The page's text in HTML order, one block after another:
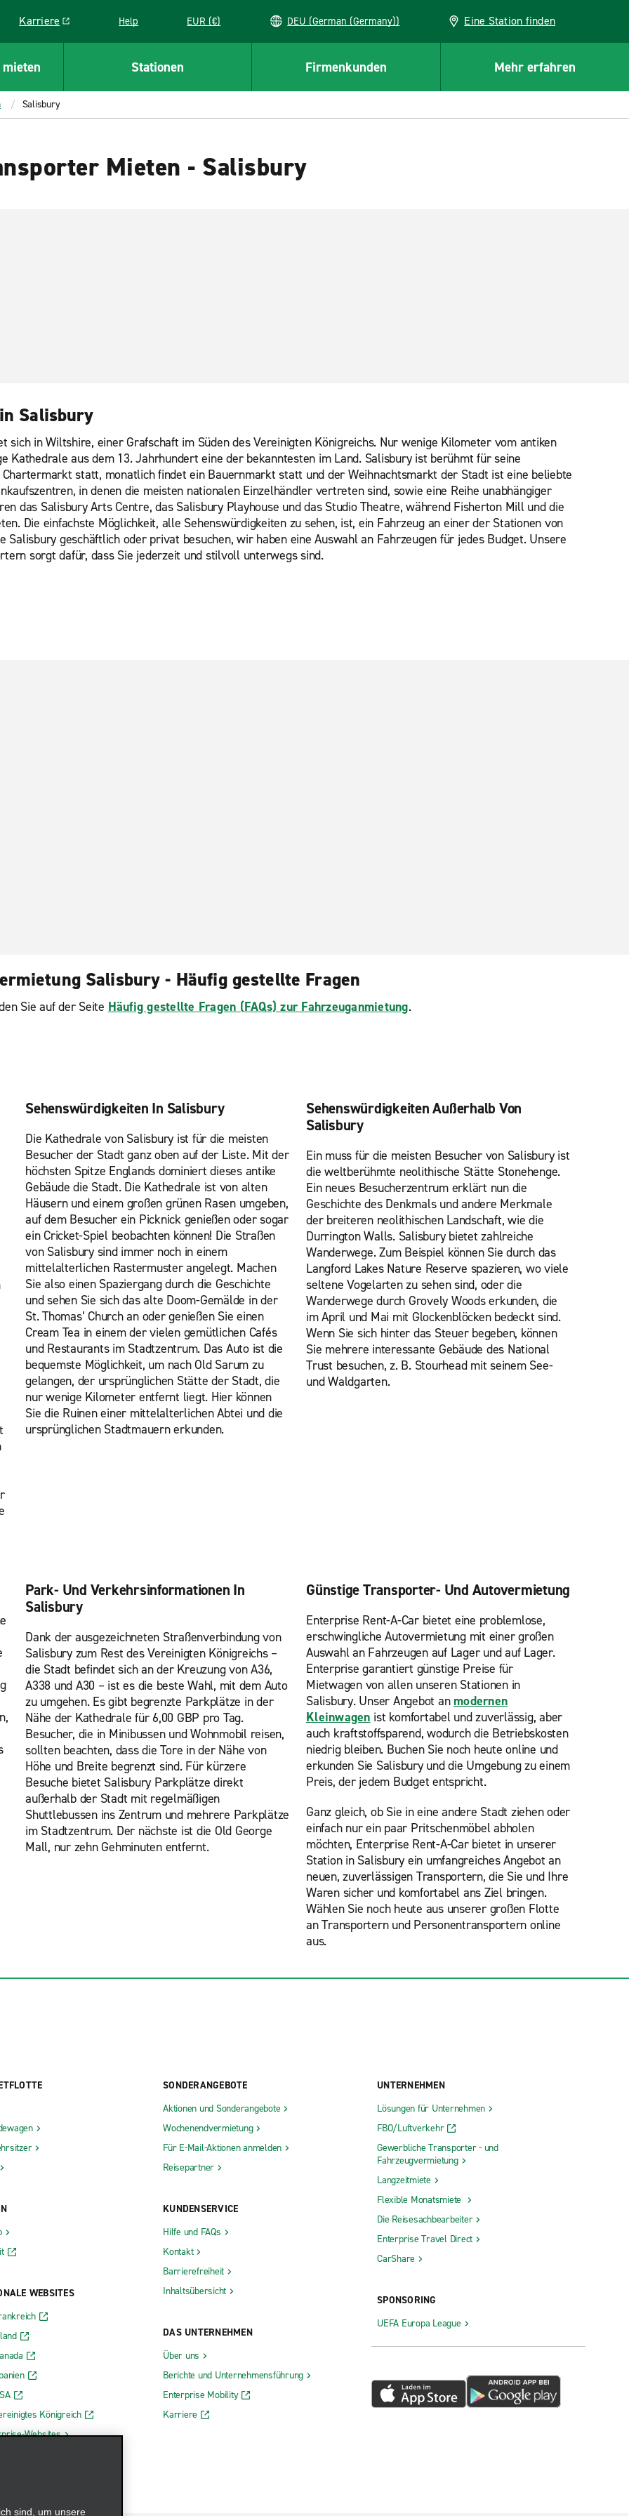
Karriere
Link opens in a new window
Help EUR (€) DEU (German (Germany)) Eine Station finden
Stationen Firmenkunden Mehr erfahren
Salisbury
Mieten - Salisbury
Salisbury
in Wiltshire, einer Grafschaft im Süden des Vereinigten Königreichs. Nur wenige Kilometer vom antiken
Kathedrale aus dem 13. Jahrhundert eine der bekanntesten im Land. Salisbury ist berühmt für seine
statt, monatlich findet ein Bauernmarkt statt und der Weihnachtsmarkt der Stadt ist eine beliebte
in denen die meisten nationalen Einzelhändler vertreten sind, sowie eine Reihe unabhängiger
das Salisbury Arts Centre, das Salisbury Playhouse und das Studio Theatre, während Fisherton Mill und die
Die einfachste Möglichkeit, alle Sehenswürdigkeiten zu sehen, ist, ein Fahrzeug an einer der Stationen von
Salisbury geschäftlich oder privat besuchen, wir haben eine Auswahl an Fahrzeugen für jedes Budget. Unsere
sorgt dafür, dass Sie jederzeit und stilvoll unterwegs sind.
Salisbury - Häufig gestellte Fragen
Sie auf der Seite Häufig gestellte Fragen (FAQs) zur Fahrzeuganmietung.
Sehenswürdigkeiten In Salisbury
Die Kathedrale von Salisbury ist für die meisten
Besucher der Stadt ganz oben auf der Liste. Mit der
höchsten Spitze Englands dominiert dieses antike
Gebäude die Stadt. Die Kathedrale ist von alten
Häusern und einem großen grünen Rasen umgeben,
auf dem Besucher ein Picknick genießen oder sogar
ein Cricket-Spiel beobachten können! Die Straßen
von Salisbury sind immer noch in einem
mittelalterlichen Rastermuster angelegt. Machen
Sie also einen Spaziergang durch die Geschichte
und sehen Sie sich das alte Doom-Gemälde in der
St. Thomas’ Church an oder genießen Sie einen
Cream Tea in einem der vielen gemütlichen Cafés
und Restaurants im Stadtzentrum. Das Auto ist die
bequemste Möglichkeit, um nach Old Sarum zu
gelangen, der ursprünglichen Stätte der Stadt, die
nur wenige Kilometer entfernt liegt. Hier können
Sie die Ruinen einer mittelalterlichen Abtei und die
ursprünglichen Stadtmauern erkunden.
Sehenswürdigkeiten Außerhalb Von
Salisbury
Ein muss für die meisten Besucher von Salisbury ist
die weltberühmte neolithische Stätte Stonehenge.
Ein neues Besucherzentrum erklärt nun die
Geschichte des Denkmals und andere Merkmale
der breiteren neolithischen Landschaft, wie die
Durrington Walls. Salisbury bietet zahlreiche
Wanderwege. Zum Beispiel können Sie durch das
Langford Lakes Nature Reserve spazieren, wo viele
seltene Vogelarten zu sehen sind, oder die
Wanderwege durch Grovely Woods erkunden, die
im April und Mai mit Glockenblöcken bedeckt sind.
Wenn Sie sich hinter das Steuer begeben, können
Sie mehrere interessante Gebäude des National
Trust besuchen, z. B. Stourhead mit seinem See-
und Waldgarten.
Park- Und Verkehrsinformationen In
Salisbury
Dank der ausgezeichneten Straßenverbindung von
Salisbury zum Rest des Vereinigten Königreichs –
die Stadt befindet sich an der Kreuzung von A36,
A338 und A30 – ist es die beste Wahl, mit dem Auto
zu umgehen. Es gibt begrenzte Parkplätze in der
Nähe der Kathedrale für 6,00 GBP pro Tag.
Besucher, die in Minibussen und Wohnmobil reisen,
sollten beachten, dass die Tore in der Nähe von
Höhe und Breite begrenzt sind. Für kürzere
Besuche bietet Salisbury Parkplätze direkt
außerhalb der Stadt mit regelmäßigen
Shuttlebussen ins Zentrum und mehrere Parkplätze
im Stadtzentrum. Der nächste ist die Old George
Mall, nur zehn Gehminuten entfernt.
Günstige Transporter- Und Autovermietung
Enterprise Rent-A-Car bietet eine problemlose,
erschwingliche Autovermietung mit einer großen
Auswahl an Fahrzeugen auf Lager und auf Lager.
Enterprise garantiert günstige Preise für
Mietwagen von allen unseren Stationen in
Salisbury. Unser Angebot an modernen
Kleinwagen ist komfortabel und zuverlässig, aber
auch kraftstoffsparend, wodurch die Betriebskosten
niedrig bleiben. Buchen Sie noch heute online und
erkunden Sie Salisbury und die Umgebung zu einem
Preis, der jedem Budget entspricht.
Ganz gleich, ob Sie in eine andere Stadt ziehen oder
einfach nur ein paar Pritschenmöbel abholen
möchten, Enterprise Rent-A-Car bietet in unserer
Station in Salisbury ein umfangreiches Angebot an
neuen, zuverlässigen Transportern, die Sie und Ihre
Waren sicher und komfortabel ans Ziel bringen.
Wählen Sie noch heute aus unserer großen Flotte
an Transportern und Personentransportern online
aus.
WEBSITES
Königreich
Websites
SONDERANGEBOTE
Aktionen und Sonderangebote
Wochenendvermietung
Für E-Mail-Aktionen anmelden
Reisepartner
KUNDENSERVICE
Hilfe und FAQs
Kontakt
Barrierefreiheit
Inhaltsübersicht
DAS UNTERNEHMEN
Über uns
Berichte und Unternehmensführung
Enterprise Mobility
Karriere
UNTERNEHMEN
Lösungen für Unternehmen
FBO/Luftverkehr
Gewerbliche Transporter - und
Fahrzeugvermietung
Langzeitmiete
Flexible Monatsmiete
Die Reisesachbearbeiter
Enterprise Travel Direct
CarShare
SPONSORING
UEFA Europa League
sind, um unsere